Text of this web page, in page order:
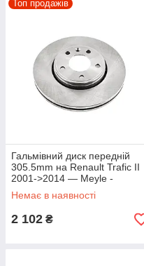
Топ продажів
Гальмівний диск передній
305.5mm на Renault Trafic II
2001->2014 — Meyle -
6155210014
Немає в наявності
2 102 ₴